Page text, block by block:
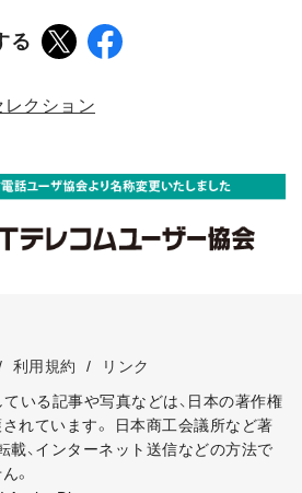
る
レクション
利用規約 /
リンク
いる記事や写真などは、日本の著作権
れています。
日本商工会議所など著
載、インターネット送信などの方法で
。